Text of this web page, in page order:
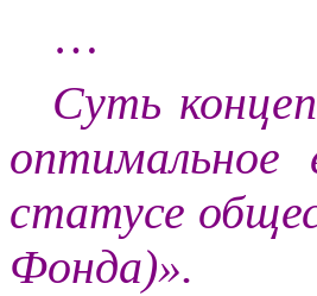
…
Суть
статусе
Фонда)».